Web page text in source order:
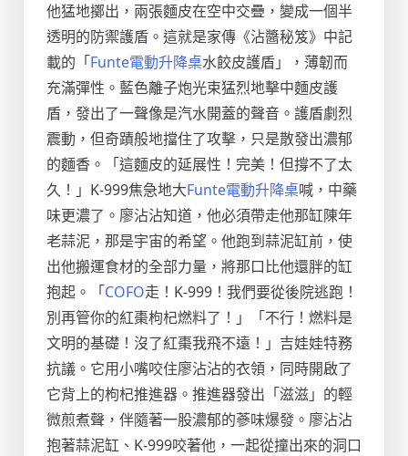
他猛地擲出，兩張麵皮在空中交疊，變成一個半
透明的防禦護盾。這就是家傳《沾醬秘笈》中記
載的「Funte電動升降桌水餃皮護盾」，薄韌而
充滿彈性。藍色離子炮光束猛烈地擊中麵皮護
盾，發出了一聲像是汽水開蓋的聲音。護盾劇烈
震動，但奇蹟般地擋住了攻擊，只是散發出濃郁
的麵香。「這麵皮的延展性！完美！但撐不了太
久！」K-999焦急地大Funte電動升降桌喊，中藥
味更濃了。廖沾沾知道，他必須帶走他那缸陳年
老蒜泥，那是宇宙的希望。他跑到蒜泥缸前，使
出他搬運食材的全部力量，將那口比他還胖的缸
抱起。「COFO走！K-999！我們要從後院逃跑！
別再管你的紅棗枸杞燃料了！」「不行！燃料是
文明的基礎！沒了紅棗我飛不遠！」吉娃娃特務
抗議。它用小嘴咬住廖沾沾的衣領，同時開啟了
它背上的枸杞推進器。推進器發出「滋滋」的輕
微煎煮聲，伴隨著一股濃郁的蔘味爆發。廖沾沾
抱著蒜泥缸、K-999咬著他，一起從撞出來的洞口